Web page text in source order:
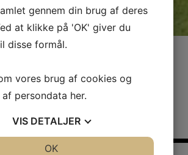
gennem din brug af deres
at klikke på 'OK' giver du
disse formål.
vores brug af cookies og
persondata her.
VIS DETALJER
OK